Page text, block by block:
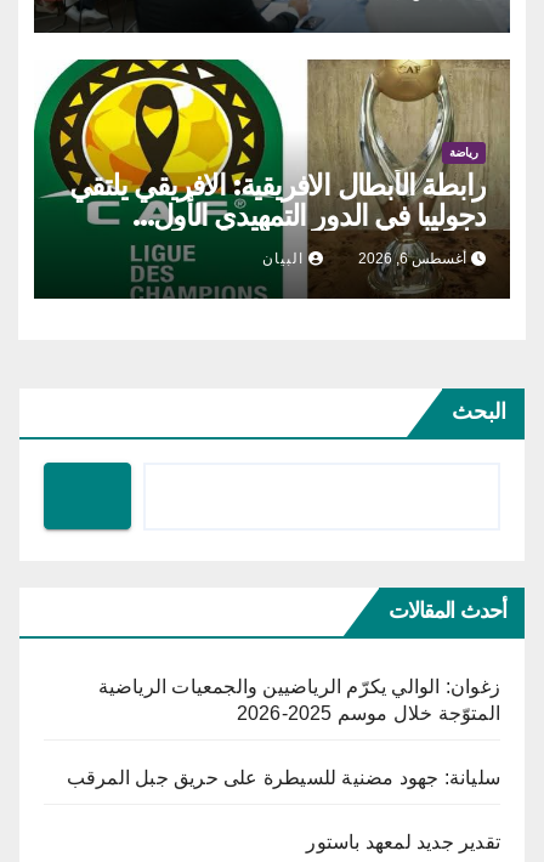
رياضة
رابطة الأبطال الافريقية: الافريقي يلتقي
دجوليبا في الدور التمهيدي الأول…
أغسطس 6, 2026 البيان
البحث
أحدث المقالات
زغوان: الوالي يكرّم الرياضيين والجمعيات الرياضية
المتوّجة خلال موسم 2025-2026
سليانة: جهود مضنية للسيطرة على حريق جبل المرقب
تقدير جديد لمعهد باستور